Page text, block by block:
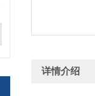
详情介绍